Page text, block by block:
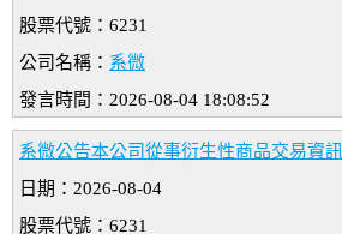
股票代號：6231
公司名稱： 系微
發言時間：2026-08-04 18:08:52
系微公告本公司從事衍生性商品交易資訊
日期：2026-08-04
股票代號：6231